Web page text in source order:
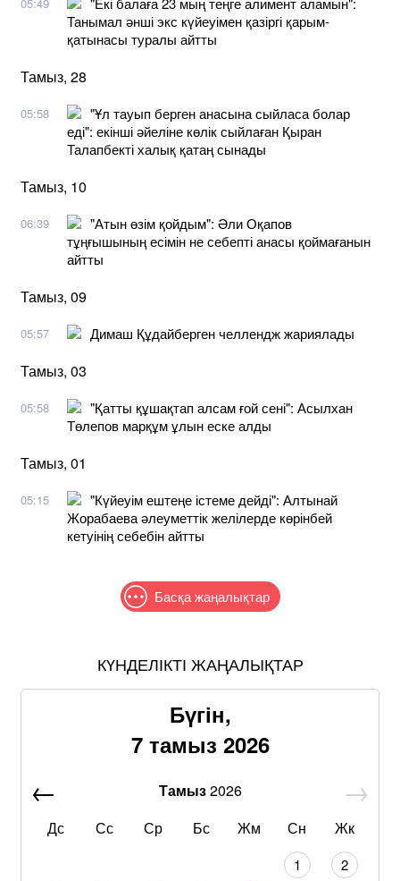
Танымал әнші экс күйеуімен қазіргі қарым-
қатынасы туралы айтты
Тамыз, 28
05:58
"Ұл тауып берген анасына сыйласа болар
еді": екінші әйеліне көлік сыйлаған Қыран
Талапбекті халық қатаң сынады
Тамыз, 10
06:39
"Атын өзім қойдым": Әли Оқапов
тұңғышының есімін не себепті анасы қоймағанын
айтты
Тамыз, 09
05:57 Димаш Құдайберген челлендж жариялады
Тамыз, 03
05:58
"Қатты құшақтап алсам ғой сені": Асылхан
Төлепов марқұм ұлын еске алды
Тамыз, 01
05:15
"Күйеуім ештеңе істеме дейді": Алтынай
Жорабаева әлеуметтік желілерде көрінбей
кетуінің себебін айтты
Басқа жаңалықтар
КҮНДЕЛІКТІ ЖАҢАЛЫҚТАР
Бүгін,
7 тамыз 2026
Тамыз2026
Дс
Сс Ср Бс Жм Сн Жк
1
2